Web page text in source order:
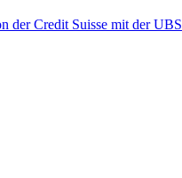
der Credit Suisse mit der UBS